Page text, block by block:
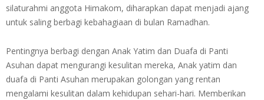
silaturahmi anggota Himakom, diharapkan dapat menjadi ajang
untuk saling berbagi kebahagiaan di bulan Ramadhan.
Pentingnya berbagi dengan Anak Yatim dan Duafa di Panti
Asuhan dapat mengurangi kesulitan mereka, Anak yatim dan
duafa di Panti Asuhan merupakan golongan yang rentan
mengalami kesulitan dalam kehidupan sehari-hari. Memberikan